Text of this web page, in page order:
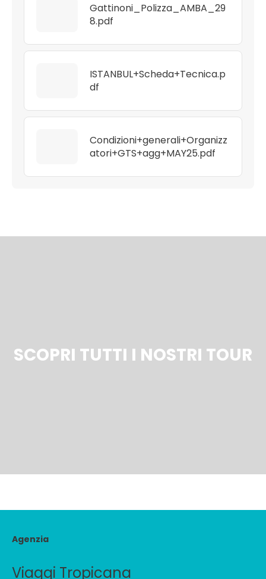
Gattinoni_Polizza_AMBA_29
8.pdf
ISTANBUL+Scheda+Tecnica.p
df
Condizioni+generali+Organizz
atori+GTS+agg+MAY25.pdf
SCOPRI TUTTI I NOSTRI TOUR
Agenzia
Viaggi Tropicana